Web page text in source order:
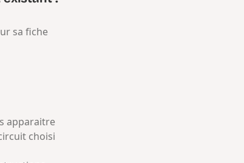
sa fiche
apparaitre
choisi